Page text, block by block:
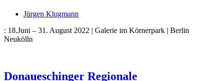
Jürgen Klugmann
: 18.Juni – 31. August 2022 | Galerie im Körnerpark | Berlin
Neukölln
Donaueschinger Regionale